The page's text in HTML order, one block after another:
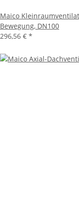
Maico
Bewegung, DN100
296,56 € *